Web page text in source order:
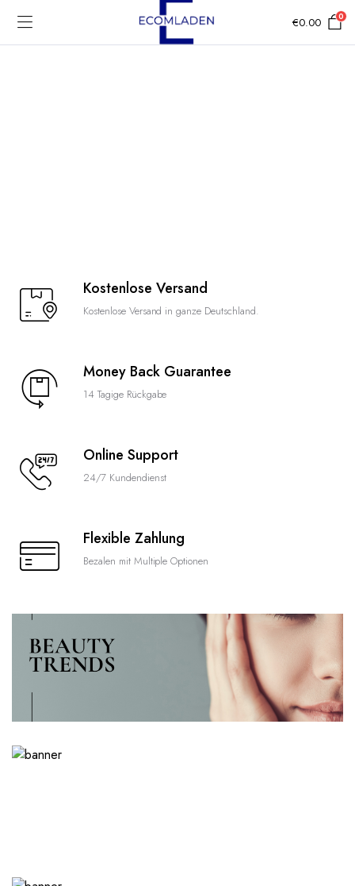
€0.00 0
Kostenlose Versand
Kostenlose Versand in ganze Deutschland.
Money Back Guarantee
14 Tagige Rückgabe
Online Support
24/7 Kundendienst
Flexible Zahlung
Bezalen mit Multiple Optionen